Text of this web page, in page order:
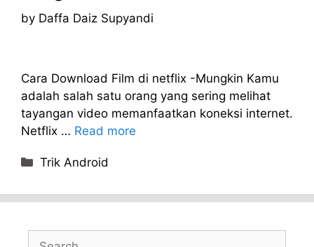
by Daffa Daiz Supyandi
Cara Download Film di netflix -Mungkin Kamu
adalah salah satu orang yang sering melihat
tayangan video memanfaatkan koneksi internet.
Netflix … Read more
Categories
Trik Android